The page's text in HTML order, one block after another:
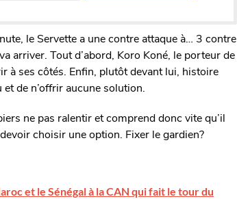
le Servette a une contre attaque à… 3 contre
arriver. Tout d’abord, Koro Koné, le porteur de
à ses côtés. Enfin, plutôt devant lui, histoire
de n’offrir aucune solution.
ne pas ralentir et comprend donc vite qu’il
choisir une option. Fixer le gardien?
et le Sénégal à la CAN qui fait le tour du